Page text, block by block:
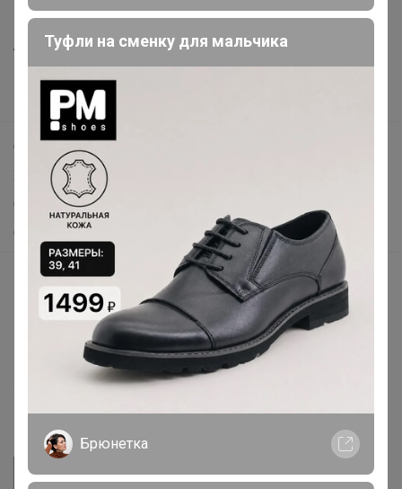
Все предложения
Анонсы
Поддержка альпак
Самое выгодное
Хиты продаж
Самое желанное
Самое быстрое
Начать зарабатывать с 24-ok
Picabox.ru - Лучшее место для ваших изображений
Розыгрыш - Генератор случайных чисел
Пульс нашего маркетплейса
Укорачиватель ссылок
Туфли на сменку для мальчика
Брюнетка